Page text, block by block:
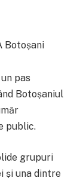
Botoșani
pas
Botoșaniul
public.
grupuri
și una dintre